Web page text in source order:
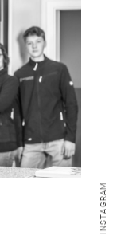
INSTAGRAM